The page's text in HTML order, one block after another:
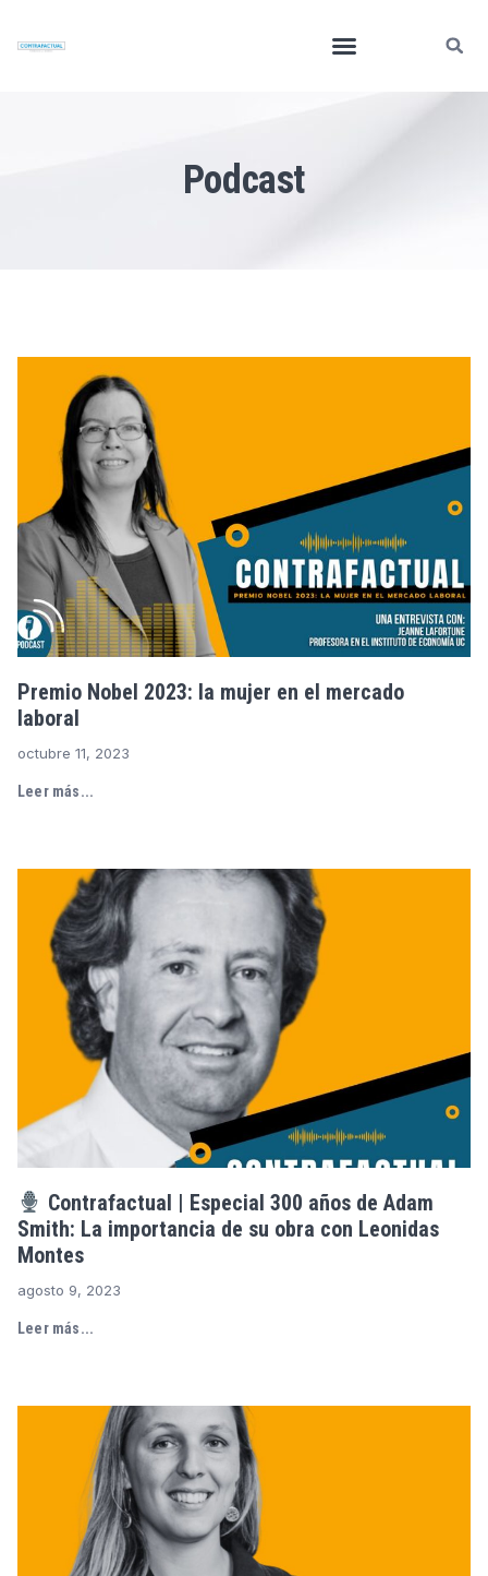
Podcast
Premio Nobel 2023: la mujer en el mercado
laboral
octubre 11, 2023
Leer más...
Contrafactual | Especial 300 años de Adam
Smith: La importancia de su obra con Leonidas
Montes
agosto 9, 2023
Leer más...